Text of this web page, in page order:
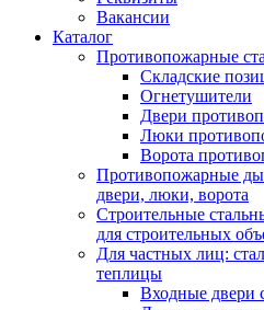
Вакансии
Каталог
Противопожарные
Складские
Огнетушители
Двери
Люки
Ворота
Противопожарные
двери, люки, ворота
Строительные
для строительных
Для частных лиц:
теплицы
Входные двери